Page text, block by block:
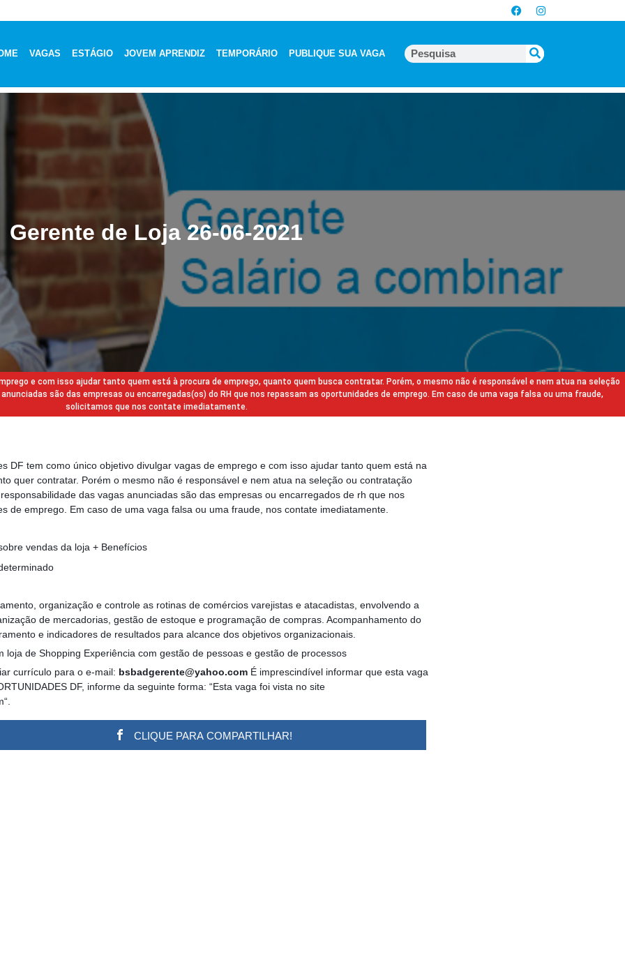
VAGAS ESTÁGIO JOVEM APRENDIZ TEMPORÁRIO PUBLIQUE SUA VAGA
Gerente de Loja 26-06-2021
e com isso ajudar tanto quem está à procura de emprego, quanto quem busca contratar. Porém, o mesmo não é responsável e nem atua na seleção
são das empresas ou encarregadas(os) do RH que nos repassam as oportunidades de emprego. Em caso de uma vaga falsa ou uma fraude,
solicitamos que nos contate imediatamente.
DF tem como único objetivo divulgar vagas de emprego e com isso ajudar tanto quem está na
quer contratar. Porém o mesmo não é responsável e nem atua na seleção ou contratação
das vagas anunciadas são das empresas ou encarregados de rh que nos
de emprego. Em caso de uma vaga falsa ou uma fraude, nos contate imediatamente.
vendas da loja + Benefícios
organização e controle as rotinas de comércios varejistas e atacadistas, envolvendo a
de mercadorias, gestão de estoque e programação de compras. Acompanhamento do
e indicadores de resultados para alcance dos objetivos organizacionais.
loja de Shopping Experiência com gestão de pessoas e gestão de processos
currículo para o e-mail: bsbadgerente@yahoo.com É imprescindível informar que esta vaga
DF, informe da seguinte forma: “Esta vaga foi vista no site
CLIQUE PARA COMPARTILHAR!